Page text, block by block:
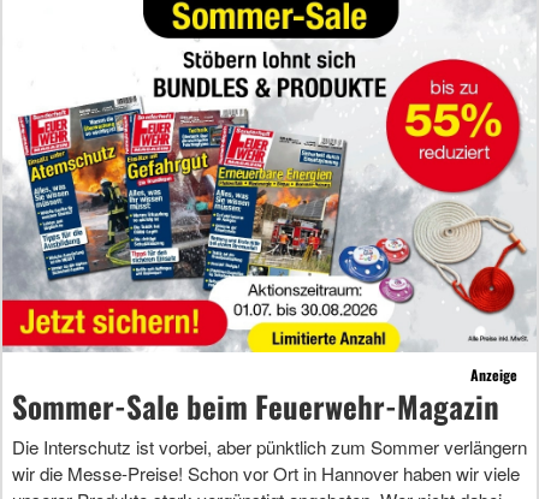
Anzeige
Sommer-Sale beim Feuerwehr-Magazin
Die Interschutz ist vorbei, aber pünktlich zum Sommer verlängern
wir die Messe-Preise! Schon vor Ort in Hannover haben wir viele